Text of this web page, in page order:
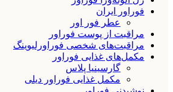
فوراور ایران
عطر فور اور
مراقبت از پوست فوراور
مراقبت‌های شخصی فوراورلیوینگ
مکمل‌های غذایی فوراور
گارسینیا پلاس
مکمل غذایی فوراور دیلی